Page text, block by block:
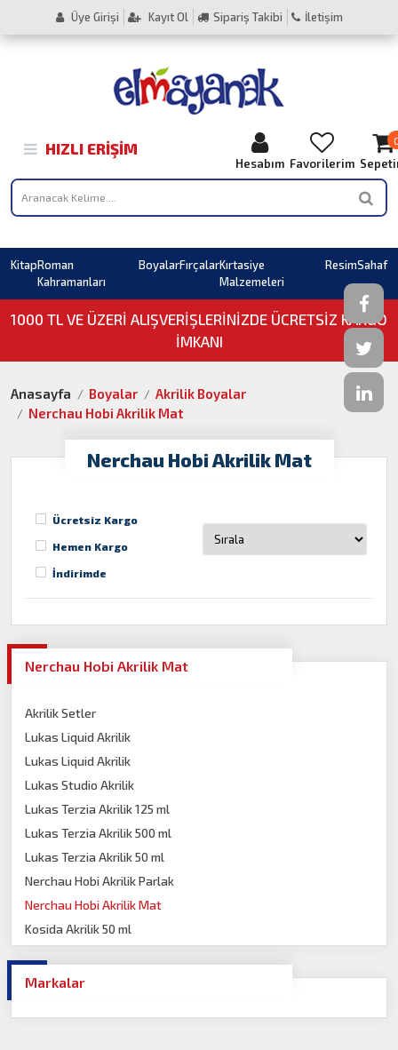
Üye Girişi Kayıt Ol Sipariş Takibi İletişim
HIZLI ERIŞIM
Hesabım Favorilerim
KitapRoman
Kahramanları
BoyalarFırçalarKırtasiye
Malzemeleri
ResimSahaf
1000 TL VE ÜZERI ALIŞVERIŞLERINIZDE ÜCRETSİZ KARGO
İMKANI
Anasayfa Boyalar
Akrilik Boyalar
Nerchau Hobi Akrilik Mat
Nerchau Hobi Akrilik Mat
Akrilik Setler
Lukas Liquid Akrilik
Lukas Liquid Akrilik
Lukas Studio Akrilik
Lukas Terzia Akrilik 125 ml
Lukas Terzia Akrilik 500 ml
Lukas Terzia Akrilik 50 ml
Nerchau Hobi Akrilik Parlak
Nerchau Hobi Akrilik Mat
Kosida Akrilik 50 ml
Marabu Acryl Mousse
Markalar
Nerchau Hobi Akrilik Mat
Ücretsiz Kargo
Hemen Kargo
İndirimde